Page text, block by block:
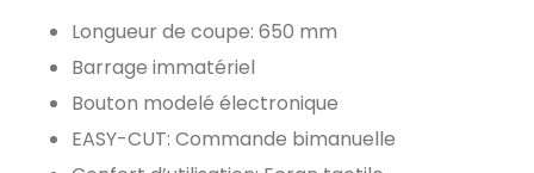
Longueur de coupe: 650 mm
Barrage immatériel
Bouton modelé électronique
EASY-CUT: Commande bimanuelle